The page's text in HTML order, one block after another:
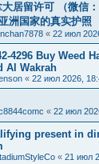
居留许可 （微信
洲国家的真实护照
« 22 июл
4296 Buy Weed
Al Wakrah
« 22 июл 2026,
« 22 июл
present in
« 21 июл